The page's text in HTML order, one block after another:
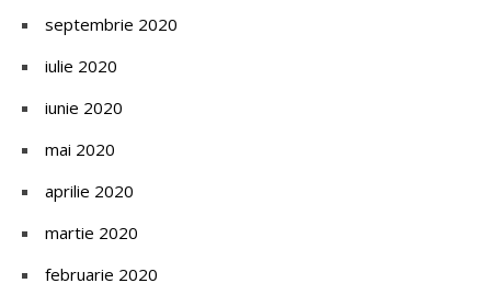
septembrie 2020
iulie 2020
iunie 2020
mai 2020
aprilie 2020
martie 2020
februarie 2020